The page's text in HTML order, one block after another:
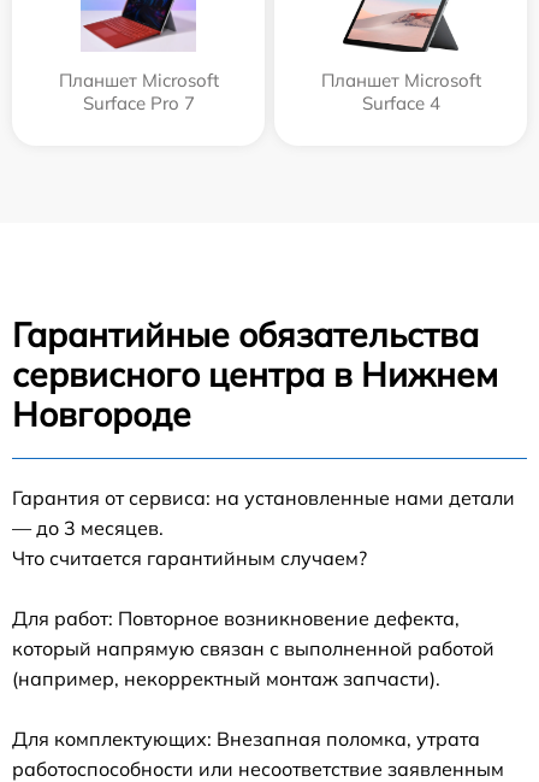
Планшет Microsoft
Surface Pro 7
Планшет Microsoft
Surface 4
Гарантийные обязательства
сервисного центра в Нижнем
Новгороде
Гарантия от сервиса: на установленные нами детали
— до 3 месяцев.
Что считается гарантийным случаем?
Для работ: Повторное возникновение дефекта,
который напрямую связан с выполненной работой
(например, некорректный монтаж запчасти).
Для комплектующих: Внезапная поломка, утрата
работоспособности или несоответствие заявленным